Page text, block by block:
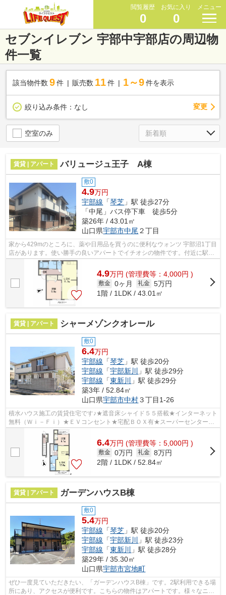
閲覧履歴
0
お気に入り
0
メニュー
セブンイレブン 宇部中宇部店の周辺物
件一覧
該当物件数 9件 販売数 11 件 1～9 件を表示
絞り込み条件： なし 変更
空室のみ
賃貸 | アパート バリュージュ王子 A棟
敷0
4.9万円
宇部線 「琴芝 」駅 徒歩27分
「中尾」バス停下車 徒歩5分
築26年 / 43.01㎡
山口県宇部市中尾 ２丁目
家から429mのところに、薬や日用品を買うのに便利なウォンツ 宇部沼1丁目
店があります。使い勝手の良いアパートでイチオシの物件です。付近に駅が
2つあるので、用途や行き先によって経...
4.9万円 (管理費等：4,000円 )
敷金 0ヶ月 礼金 5万円
1階 / 1LDK / 43.01㎡
賃貸 | アパート シャーメゾンクオレール
敷0
6.4万円
宇部線 「琴芝 」駅 徒歩20分
宇部線 「宇部新川
」駅 徒歩29分
宇部線 「東新川
」駅 徒歩29分
築3年 / 52.84㎡
山口県宇部市中村３丁目1-26
積水ハウス施工の賃貸住宅です♪★遮音床シャイド５５搭載★インターネット
無料（Ｗｉ－Ｆｉ）★ＥＶコンセント★宅配ＢＯＸ有★スーパーセンタート
ライアル宇部店まで徒歩７分（５６０ｍ）★...
6.4万円 (管理費等：5,000円 )
敷金 0万円 礼金 8万円
2階 / 1LDK / 52.84㎡
賃貸 | アパート ガーデンハウスB棟
敷0
5.4万円
宇部線 「琴芝 」駅 徒歩20分
宇部線 「宇部新川
」駅 徒歩23分
宇部線 「東新川
」駅 徒歩28分
築29年 / 35.30㎡
山口県宇部市宮地町
ぜひ一度見ていただきたい、「ガーデンハウスB棟」です。2駅利用できる場
所にあり、アクセスが便利です。こちらの物件はアパートです。様々なニー